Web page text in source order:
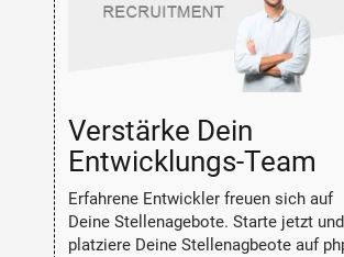
Verstärke Dein
Entwicklungs-Team
Erfahrene Entwickler freuen sich auf
Deine Stellenagebote. Starte jetzt und
platziere Deine Stellenagbeote auf